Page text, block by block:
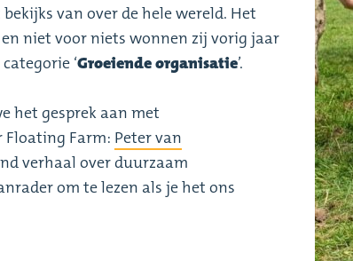
van over de hele wereld. Het
niet voor niets wonnen zij vorig jaar
‘Groeiende organisatie’.
het gesprek aan met
Floating Farm: Peter van
verhaal over duurzaam
om te lezen als je het ons